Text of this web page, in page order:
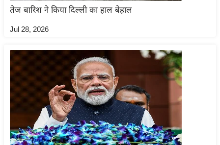
मि
ल
ख्सि
य
त
यं
ग
इं
डि
तेज बारिश ने किया दिल्ली का हाल बेहाल
Jul 28, 2026